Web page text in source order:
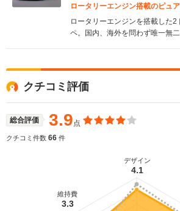
ロータリーエンジン搭載のピュ
ロータリーエンジンを搭載した2
ペ。国内、海外を問わず唯一無
し、最高出力は255ps。このエ
ッドシップに搭載するとともに
うことで、低重心化と50:50の理
現している。さらに前後ダブル
スペンションや、軽量なアルミ製
に採用することで、高い運動性と
クチコミ評価
総合評価 3.9点
クチコミ件数 66 件
デザイン
4.1
維持費
3.3